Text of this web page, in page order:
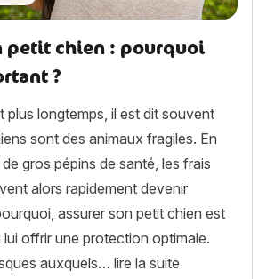
petit chien : pourquoi
?
plus longtemps, il est dit souvent
sont des animaux fragiles. En
gros pépins de santé, les frais
alors rapidement devenir
assurer son petit chien est
offrir une protection optimale.
auxquels… lire la suite